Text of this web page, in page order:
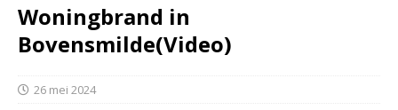
Woningbrand in
Bovensmilde(Video)
26 mei 2024